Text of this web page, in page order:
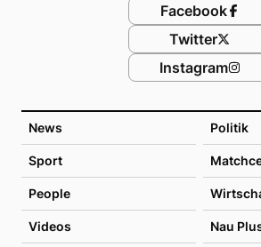
News Politik
Sport
People
Videos Nau
Facebook
Twitter
Instagram